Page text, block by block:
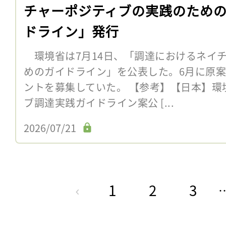
チャーポジティブの実践のため
ドライン」発行
環境省は7月14日、「調達におけるネイ
めのガイドライン」を公表した。6月に原
ントを募集していた。 【参考】【日本】
ブ調達実践ガイドライン案公 [...
2026/07/21
1 2 3